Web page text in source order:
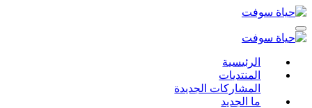
الرئيسية
المنتديات
المشاركات الجديدة
ما الجديد